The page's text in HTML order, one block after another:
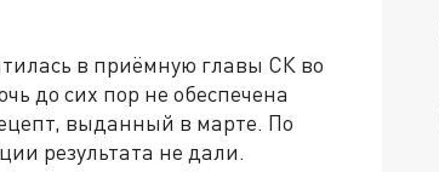
в приёмную главы СК во
до сих пор не обеспечена
выданный в марте. По
результата не дали.